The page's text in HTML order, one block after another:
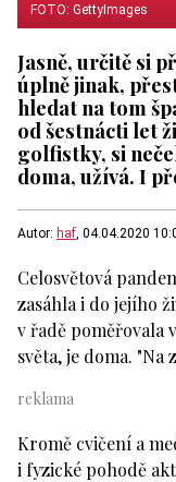
FOTO: GettyImages
Jasně, určitě si
úplně jinak,
hledat na tom
od šestnácti let
golfistky, si
doma, užívá. I
Autor: haf, 04.04.2020
Celosvětová
zasáhla i do jejího
v řadě poměřovala
světa, je doma. "Na
Kromě cvičení a
i fyzické pohodě